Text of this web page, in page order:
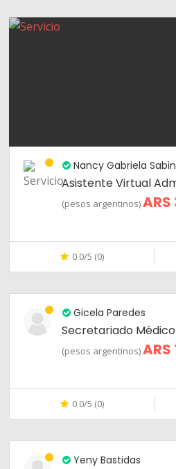
Nancy Gabriela
Asistente Virtual
(pesos argentinos)
0.0/5 (0)
Gicela Paredes
Secretariado Médico
(pesos argentinos)ARS
0.0/5 (0)
Yeny Bastidas